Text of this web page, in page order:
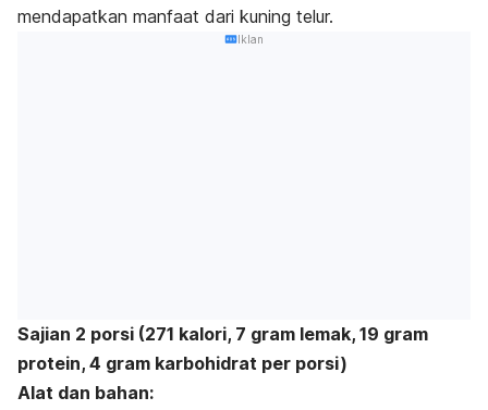
mendapatkan manfaat dari kuning telur.
Iklan
Sajian 2 porsi (271 kalori, 7 gram lemak, 19 gram
protein, 4 gram karbohidrat per porsi)
Alat dan bahan: